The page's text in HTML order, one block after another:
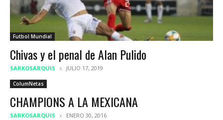
Futbol Mundial
Chivas y el penal de Alan Pulido
SARKOSARQUIS JULIO 17, 2019
ColumNetas
CHAMPIONS A LA MEXICANA
SARKOSARQUIS ENERO 30, 2016